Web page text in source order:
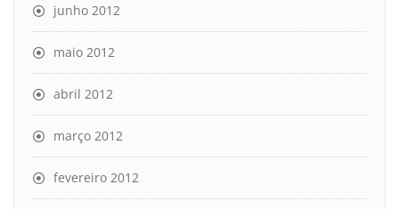
junho 2012
maio 2012
abril 2012
março 2012
fevereiro 2012